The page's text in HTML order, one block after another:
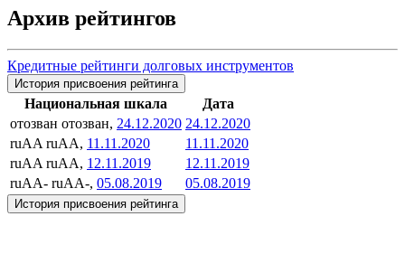
Архив рейтингов
Кредитные рейтинги долговых инструментов
История присвоения рейтинга
Национальная шкала
Дата
отозван отозван, 24.12.2020 24.12.2020
ruAA ruAA, 11.11.2020
11.11.2020
ruAA ruAA, 12.11.2019
12.11.2019
ruAA- ruAA-, 05.08.2019 05.08.2019
История присвоения рейтинга